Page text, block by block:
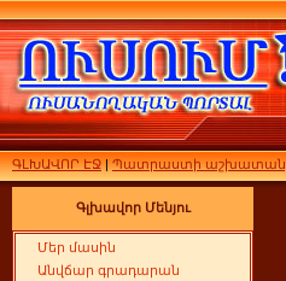
ԳԼԽԱՎՈՐ ԷՋ|Պատրաստի
Գլխավոր Մենյու
Մեր մասին
Անվճար գրադարան